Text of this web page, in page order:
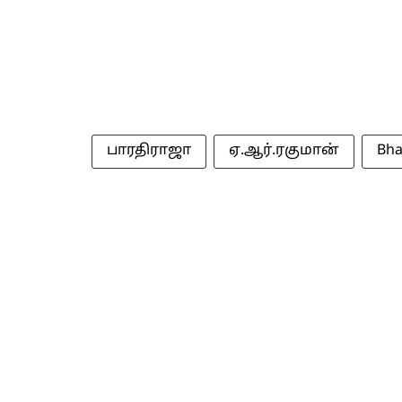
பாரதிராஜா ஏ.ஆர்.ரகுமான்